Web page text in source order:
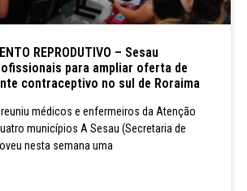
REPRODUTIVO – Sesau
para ampliar oferta de
contraceptivo no sul de Roraima
médicos e enfermeiros da Atenção
municípios A Sesau (Secretaria de
nesta semana uma